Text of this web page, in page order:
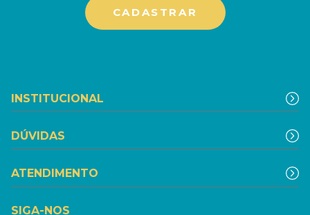
INSTITUCIONAL
DÚVIDAS
ATENDIMENTO
SIGA-NOS